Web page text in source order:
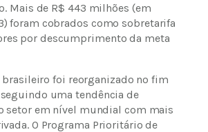
Mais de R$ 443 milhões (em
foram cobrados como sobretarifa
por descumprimento da meta
brasileiro foi reorganizado no fim
uma tendência de
setor em nível mundial com mais
O Programa Prioritário de